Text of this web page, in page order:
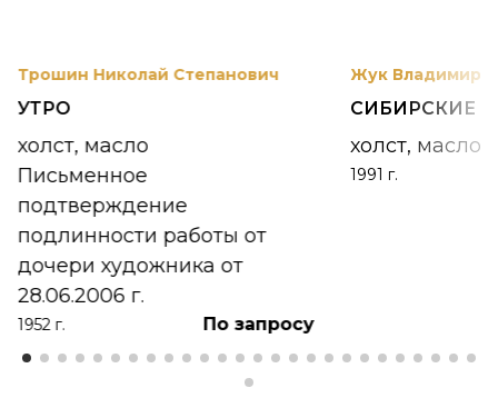
Трошин Николай Степанович
УТРО
холст, масло
Письменное
подтверждение
подлинности работы от
дочери художника от
28.06.2006 г.
1952 г. По запросу
Жук Владимир
СИБИРСКИЕ
холст, масло
1991 г.